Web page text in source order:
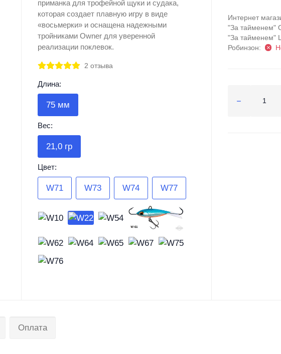
приманка для трофейной щуки и судака,
которая создает плавную игру в виде
«восьмерки» и оснащена надежными
тройниками Owner для уверенной
реализации поклевок.
2 отзыва
Длина:
75 мм
Вес:
21,0 гр
Цвет:
W71 W73 W74 W77
Интернет
"За тайменем"
"За тайменем"
Робинзон:
Оплата